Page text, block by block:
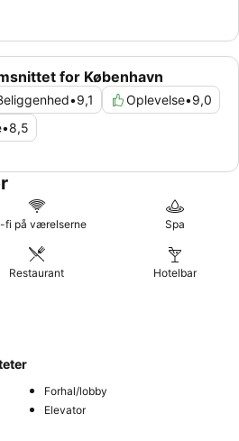
for København
•9,1 Oplevelse•9,0
•8,5
fi på værelserne Spa
Restaurant Hotelbar
Forhal/lobby
Elevator